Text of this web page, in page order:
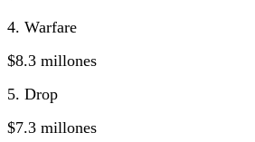
4. Warfare
$8.3 millones
5. Drop
$7.3 millones